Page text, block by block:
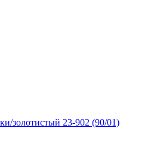
золотистый 23-902 (90/01)